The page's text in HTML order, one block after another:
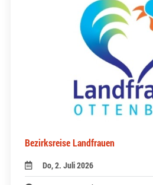
Bezirksreise Landfrauen
Do, 2. Juli 2026